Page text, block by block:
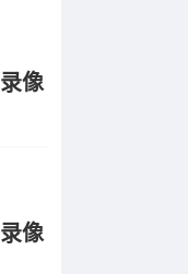
录像
录像